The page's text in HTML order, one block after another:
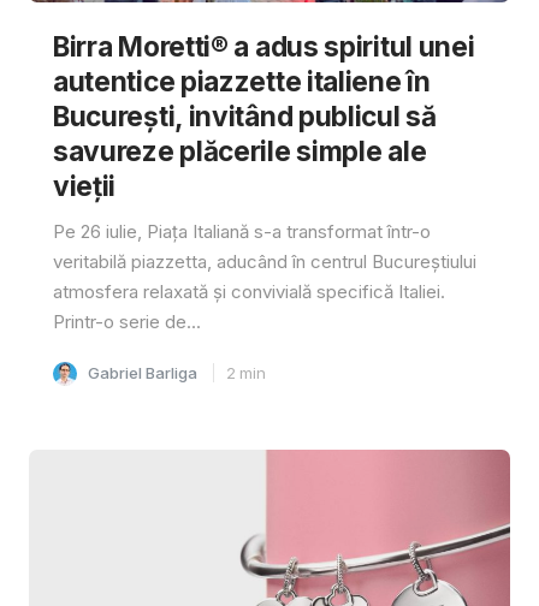
Birra Moretti® a adus spiritul unei
autentice piazzette italiene în
București, invitând publicul să
savureze plăcerile simple ale
vieții
Pe 26 iulie, Piața Italiană s-a transformat într-o
veritabilă piazzetta, aducând în centrul Bucureștiului
atmosfera relaxată și convivială specifică Italiei.
Printr-o serie de...
Gabriel Barliga 2 min